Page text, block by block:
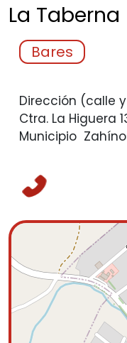
La Taberna
Bares
Dirección (calle
Ctra. La Higuera
Municipio